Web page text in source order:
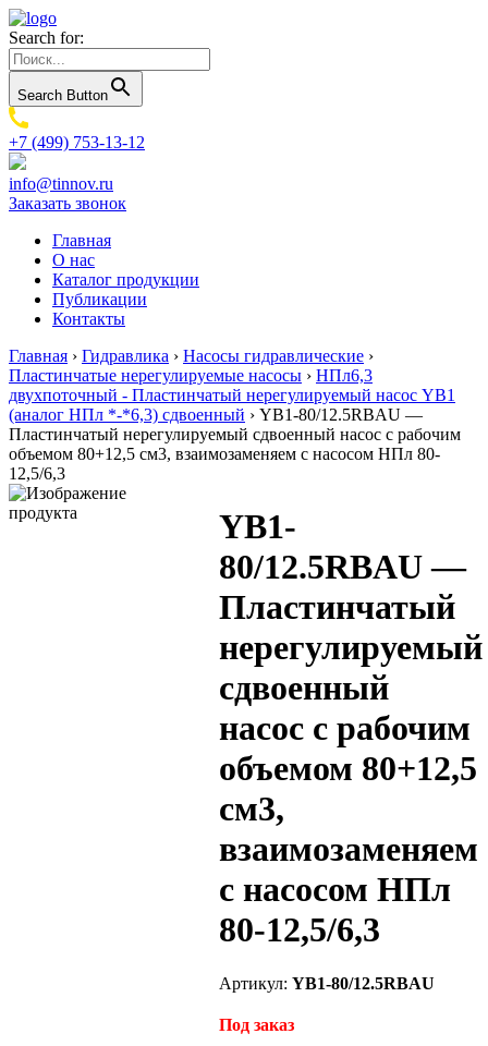
Search for:
Search Button
+7 (499) 753-13-12
info@tinnov.ru
Заказать звонок
Главная
О нас
Каталог продукции
Публикации
Контакты
Главная › Гидравлика › Насосы гидравлические ›
Пластинчатые нерегулируемые насосы › НПл6,3
двухпоточный - Пластинчатый нерегулируемый насос YB1
(аналог НПл *-*6,3) сдвоенный › YB1-80/12.5RBAU —
Пластинчатый нерегулируемый сдвоенный насос с рабочим
объемом 80+12,5 см3, взаимозаменяем с насосом НПл 80-
12,5/6,3
YB1-
80/12.5RBAU —
Пластинчатый
нерегулируемый
сдвоенный
насос с рабочим
объемом 80+12,5
см3,
взаимозаменяем
с насосом НПл
80-12,5/6,3
Артикул: YB1-80/12.5RBAU
Под заказ